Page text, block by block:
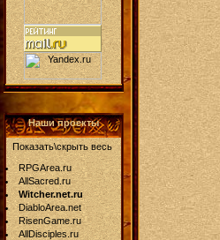
Наши проекты
Показать\скрыть весь
RPGArea.ru
AllSacred.ru
Witcher.net.ru
DiabloArea.net
RisenGame.ru
AllDisciples.ru